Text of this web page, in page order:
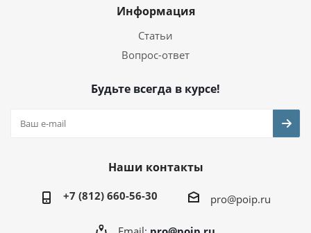
Информация
Статьи
Вопрос-ответ
Будьте всегда в курсе!
Наши контакты
+7 (812) 660-56-30 pro@poip.ru